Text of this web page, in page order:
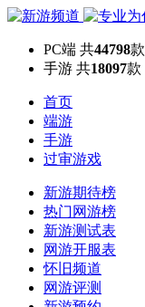
PC端 共44798款
手游 共18097款
首页
端游
手游
过审游戏
新游期待榜
热门网游榜
新游测试表
网游开服表
怀旧频道
网游评测